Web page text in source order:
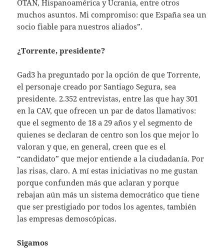
OTAN, Hispanoamérica y Ucrania, entre otros
muchos asuntos. Mi compromiso: que España sea un
socio fiable para nuestros aliados”.
¿Torrente, presidente?
Gad3 ha preguntado por la opción de que Torrente,
el personaje creado por Santiago Segura, sea
presidente. 2.352 entrevistas, entre las que hay 301
en la CAV, que ofrecen un par de datos llamativos:
que el segmento de 18 a 29 años y el segmento de
quienes se declaran de centro son los que mejor lo
valoran y que, en general, creen que es el
“candidato” que mejor entiende a la ciudadanía. Por
las risas, claro. A mí estas iniciativas no me gustan
porque confunden más que aclaran y porque
rebajan aún más un sistema democrático que tiene
que ser prestigiado por todos los agentes, también
las empresas demoscópicas.
Sigamos